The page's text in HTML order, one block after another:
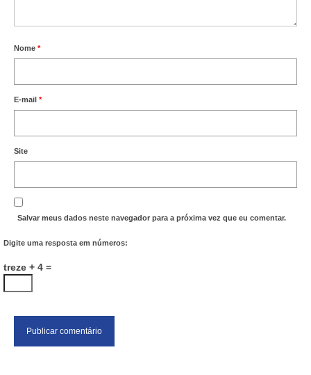
Nome *
E-mail *
Site
Salvar meus dados neste navegador para a próxima vez que eu comentar.
Digite uma resposta em números:
treze + 4 =